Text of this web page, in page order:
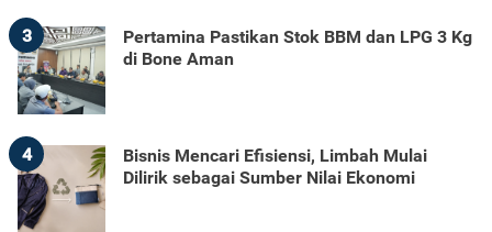
3
Pertamina Pastikan Stok BBM dan LPG 3 Kg
di Bone Aman
4
Bisnis Mencari Efisiensi, Limbah Mulai
Dilirik sebagai Sumber Nilai Ekonomi